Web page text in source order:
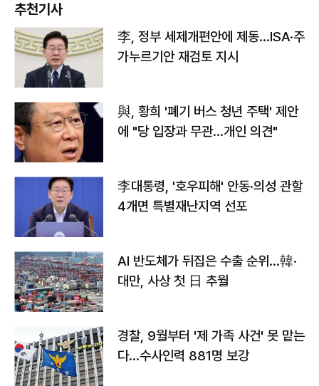
추천기사
李, 정부 세제개편안에 제동…ISA·주
가누르기안 재검토 지시
與, 황희 '폐기 버스 청년 주택' 제안
에 "당 입장과 무관…개인 의견"
李대통령, '호우피해' 안동·의성 관할
4개면 특별재난지역 선포
AI 반도체가 뒤집은 수출 순위…韓·
대만, 사상 첫 日 추월
경찰, 9월부터 '제 가족 사건' 못 맡는
다…수사인력 881명 보강